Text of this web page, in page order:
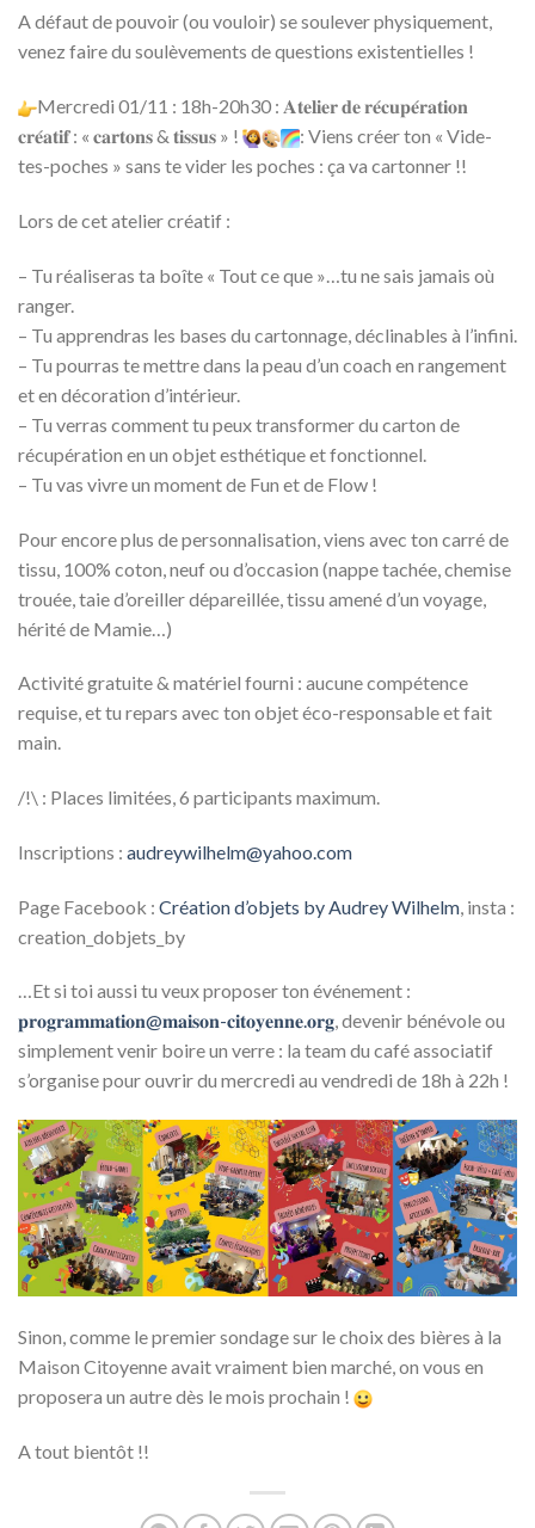
A défaut de pouvoir (ou vouloir) se soulever physiquement,
venez faire du soulèvements de questions existentielles !
Mercredi 01/11 : 18h-20h30 : 𝐀𝐭𝐞𝐥𝐢𝐞𝐫 𝐝𝐞 𝐫𝐞́𝐜𝐮𝐩𝐞́𝐫𝐚𝐭𝐢𝐨𝐧
𝐜𝐫𝐞́𝐚𝐭𝐢𝐟 : « 𝐜𝐚𝐫𝐭𝐨𝐧𝐬 & 𝐭𝐢𝐬𝐬𝐮𝐬 » !
: Viens créer ton « Vide-
tes-poches » sans te vider les poches : ça va cartonner !!
Lors de cet atelier créatif :
– Tu réaliseras ta boîte « Tout ce que »…tu ne sais jamais où
ranger.
– Tu apprendras les bases du cartonnage, déclinables à l’infini.
– Tu pourras te mettre dans la peau d’un coach en rangement
et en décoration d’intérieur.
– Tu verras comment tu peux transformer du carton de
récupération en un objet esthétique et fonctionnel.
– Tu vas vivre un moment de Fun et de Flow !
Pour encore plus de personnalisation, viens avec ton carré de
tissu, 100% coton, neuf ou d’occasion (nappe tachée, chemise
trouée, taie d’oreiller dépareillée, tissu amené d’un voyage,
hérité de Mamie…)
Activité gratuite & matériel fourni : aucune compétence
requise, et tu repars avec ton objet éco-responsable et fait
main.
/!\ : Places limitées, 6 participants maximum.
Inscriptions : audreywilhelm@yahoo.com
Page Facebook : Création d’objets by Audrey Wilhelm , insta :
creation_dobjets_by
…Et si toi aussi tu veux proposer ton événement :
𝐩𝐫𝐨𝐠𝐫𝐚𝐦𝐦𝐚𝐭𝐢𝐨𝐧@𝐦𝐚𝐢𝐬𝐨𝐧-𝐜𝐢𝐭𝐨𝐲𝐞𝐧𝐧𝐞.𝐨𝐫𝐠, devenir bénévole ou
simplement venir boire un verre : la team du café associatif
s’organise pour ouvrir du mercredi au vendredi de 18h à 22h !
Sinon, comme le premier sondage sur le choix des bières à la
Maison Citoyenne avait vraiment bien marché, on vous en
proposera un autre dès le mois prochain !
A tout bientôt !!